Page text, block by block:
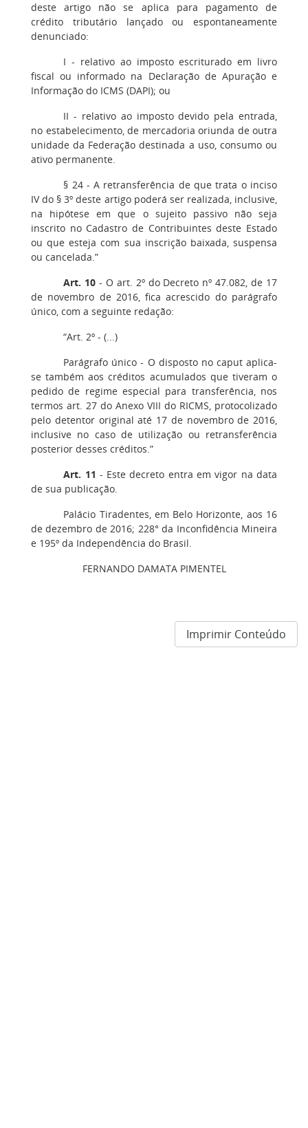
deste artigo não se aplica para pagamento de
crédito tributário lançado ou espontaneamente
denunciado:
I - relativo ao imposto escriturado em livro
fiscal ou informado na Declaração de Apuração e
Informação do ICMS (DAPI); ou
II - relativo ao imposto devido pela entrada,
no estabelecimento, de mercadoria oriunda de outra
unidade da Federação destinada a uso, consumo ou
ativo permanente.
§ 24 - A retransferência de que trata o inciso
IV do § 3º deste artigo poderá ser realizada, inclusive,
na hipótese em que o sujeito passivo não seja
inscrito no Cadastro de Contribuintes deste Estado
ou que esteja com sua inscrição baixada, suspensa
ou cancelada.”
Art. 10 - O art. 2º do Decreto nº 47.082, de 17
de novembro de 2016, fica acrescido do parágrafo
único, com a seguinte redação:
“Art. 2º - (...)
Parágrafo único - O disposto no caput aplica-
se também aos créditos acumulados que tiveram o
pedido de regime especial para transferência, nos
termos art. 27 do Anexo VIII do RICMS, protocolizado
pelo detentor original até 17 de novembro de 2016,
inclusive no caso de utilização ou retransferência
posterior desses créditos.”
Art. 11 - Este decreto entra em vigor na data
de sua publicação.
Palácio Tiradentes, em Belo Horizonte, aos 16
de dezembro de 2016; 228° da Inconfidência Mineira
e 195º da Independência do Brasil.
FERNANDO DAMATA PIMENTEL
Imprimir Conteúdo